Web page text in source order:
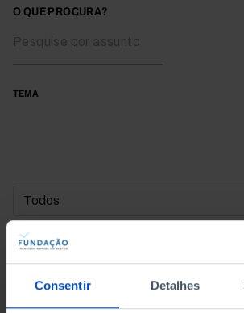
Consentir Detalhes
O QUE PROCURA?
TEMA
DATA DE INÍCIO
DATA DE FIM